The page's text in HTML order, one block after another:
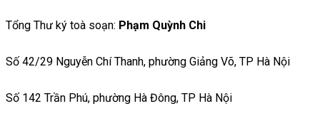
Tổng Thư ký toà soạn: Phạm Quỳnh Chi
Số 42/29 Nguyễn Chí Thanh, phường Giảng Võ, TP Hà Nội
Số 142 Trần Phú, phường Hà Đông, TP Hà Nội